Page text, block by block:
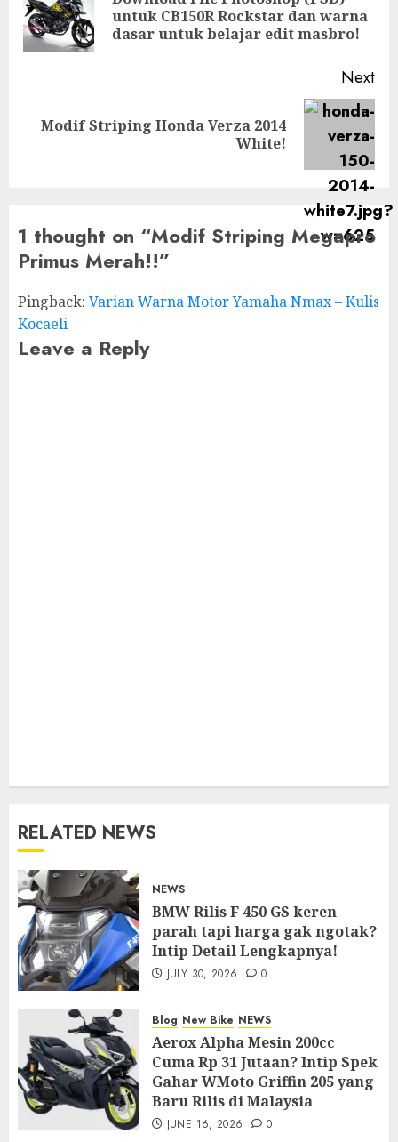
untuk CB150R Rockstar dan warna
dasar untuk belajar edit masbro!
Next
Next
Modif Striping Honda Verza 2014
White!
1 thought on “Modif Striping Megapro
Primus Merah!!”
Pingback: Varian Warna Motor Yamaha Nmax – Kulis
Kocaeli
Leave a Reply
RELATED NEWS
NEWS
BMW Rilis F 450 GS keren
parah tapi harga gak ngotak?
Intip Detail Lengkapnya!
JULY 30, 2026 0
Blog New Bike NEWS
Aerox Alpha Mesin 200cc
Cuma Rp 31 Jutaan? Intip Spek
Gahar WMoto Griffin 205 yang
Baru Rilis di Malaysia
JUNE 16, 2026 0